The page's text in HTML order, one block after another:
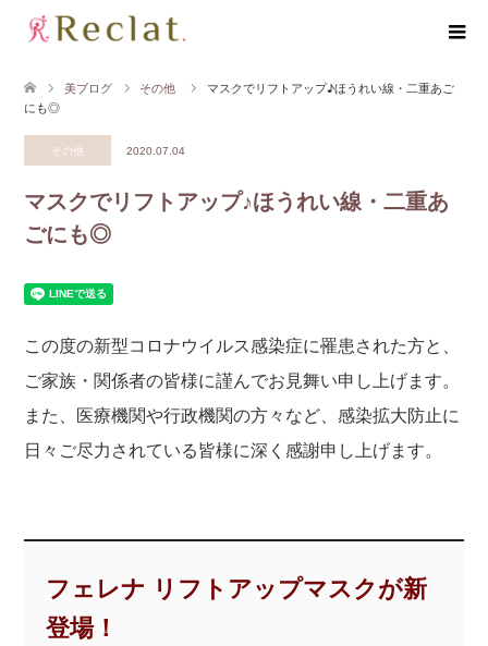
美ブログ その他
マスクでリフトアップ♪ほうれい線・二重あご
にも◎
その他 2020.07.04
マスクでリフトアップ♪ほうれい線・二重あ
ごにも◎
この度の新型コロナウイルス感染症に罹患された方と、
ご家族・関係者の皆様に謹んでお見舞い申し上げます。
また、医療機関や行政機関の方々など、感染拡大防止に
日々ご尽力されている皆様に深く感謝申し上げます。
フェレナ リフトアップマスクが新
登場！